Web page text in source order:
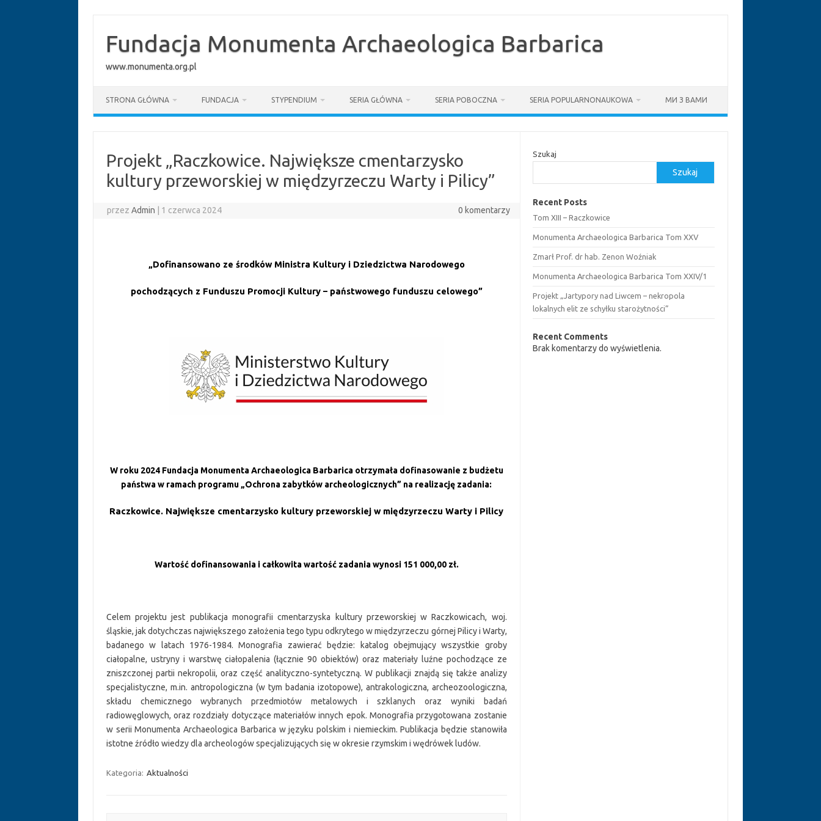
treściFundacja Monumenta Archaeologica Barbarica
www.monumenta.org.pl
STRONA GŁÓWNA FUNDACJA STYPENDIUM SERIA GŁÓWNA SERIA POBOCZNA SERIA POPULARNONAUKOWA МИ З ВАМИ
Projekt „Raczkowice. Największe cmentarzysko
kultury przeworskiej w międzyrzeczu Warty i Pilicy”
przezAdmin 1 czerwca 2024 0 komentarzy
„Dofinansowano ze środków Ministra Kultury i Dziedzictwa Narodowego
pochodzących z Funduszu Promocji Kultury – państwowego funduszu celowego”
W roku 2024 Fundacja Monumenta Archaeologica Barbarica otrzymała dofinasowanie z budżetu
państwa w ramach programu „Ochrona zabytków archeologicznych” na realizację zadania:
Raczkowice. Największe cmentarzysko kultury przeworskiej w międzyrzeczu Warty i Pilicy
Wartość dofinansowania i całkowita wartość zadania wynosi 151 000,00 zł.
Celem projektu jest publikacja monografii cmentarzyska kultury przeworskiej w Raczkowicach, woj.
śląskie, jak dotychczas największego założenia tego typu odkrytego w międzyrzeczu górnej Pilicy i Warty,
badanego w latach 1976-1984. Monografia zawierać będzie: katalog obejmujący wszystkie groby
ciałopalne, ustryny i warstwę ciałopalenia (łącznie 90 obiektów) oraz materiały luźne pochodzące ze
zniszczonej partii nekropolii, oraz część analityczno-syntetyczną. W publikacji znajdą się także analizy
specjalistyczne, m.in. antropologiczna (w tym badania izotopowe), antrakologiczna, archeozoologiczna,
składu chemicznego wybranych przedmiotów metalowych i szklanych oraz wyniki badań
radiowęglowych, oraz rozdziały dotyczące materiałów innych epok. Monografia przygotowana zostanie
w serii Monumenta Archaeologica Barbarica w języku polskim i niemieckim. Publikacja będzie stanowiła
istotne źródło wiedzy dla archeologów specjalizujących się w okresie rzymskim i wędrówek ludów.
Kategoria: Aktualności
Szukaj
Szukaj
Recent Posts
Tom XIII – Raczkowice
Monumenta Archaeologica Barbarica Tom XXV
Zmarł Prof. dr hab. Zenon Woźniak
Monumenta Archaeologica Barbarica Tom XXIV/1
Projekt „Jartypory nad Liwcem – nekropola
lokalnych elit ze schyłku starożytności”
Recent Comments
Brak komentarzy do wyświetlenia.